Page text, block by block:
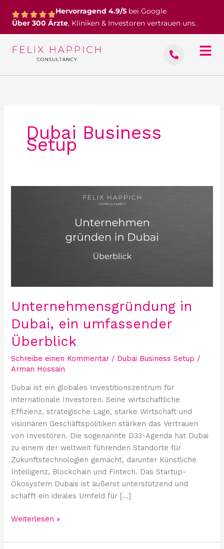
Inhalt
Hervorragend 4.9/5 bei Google
Über 300 Ärzte, Kliniken & Investoren vertrauen uns.
Dubai Business
Setup
Unternehmensgründung in
Dubai, ein umfassender
Überblick
Schreibe einen Kommentar / Dubai Business Setup /
Arman Hossain
Dubai ist ein globales Investitionszentrum für
internationale Investoren. Seine wirtschaftliche
Effizienz, strategische Lage, starke Wirtschaft und
visionären Geschäftspolitiken stärken das Vertrauen
von Investoren. Die sogenannte D33-Agenda hat Dubai
zu einem der weltweit führenden Standorte für
Zukunftstechnologien gemacht, darunter Künstliche
Intelligenz, Blockchain und Fintech. Das Startup-
Ökosystem Dubais ist äußerst unterstützend und
schafft ein ideales Umfeld für […]
Weiterlesen »